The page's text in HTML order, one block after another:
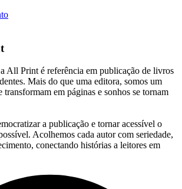
All Print é referência em publicação de livros
Mais do que uma editora, somos um
transformam em páginas e sonhos se tornam
a publicação e tornar acessível o
Acolhemos cada autor com seriedade,
conectando histórias a leitores em